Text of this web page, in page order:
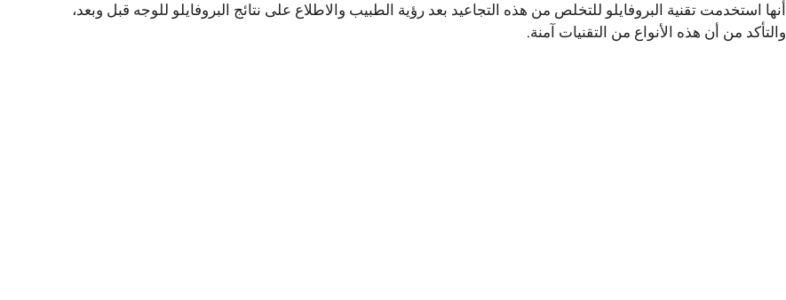
أنها استخدمت تقنية البروفايلو للتخلص من هذه التجاعيد بعد رؤية الطبيب والاطلاع على نتائج البروفايلو للوجه قبل وبعد،
والتأكد من أن هذه الأنواع من التقنيات آمنة.